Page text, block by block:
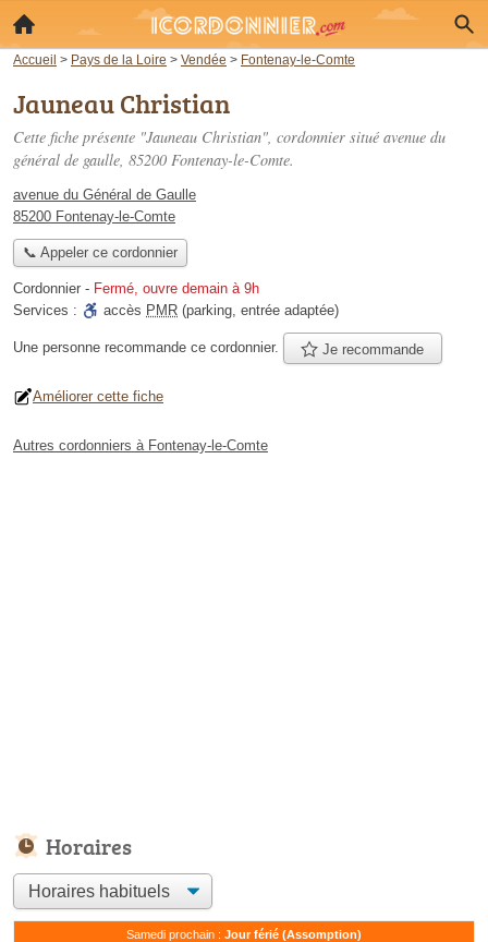
Accueil > Pays de la Loire > Vendée > Fontenay-le-Comte
Jauneau Christian
Cette fiche présente "Jauneau Christian", cordonnier situé avenue du
général de gaulle, 85200 Fontenay-le-Comte.
avenue du Général de Gaulle
85200 Fontenay-le-Comte
📞 Appeler ce cordonnier
Cordonnier - Fermé, ouvre demain à 9h
Services :
accès PMR (parking, entrée adaptée)
Une personne recommande ce cordonnier. Je recommande
Améliorer cette fiche
Autres cordonniers à Fontenay-le-Comte
Horaires
Samedi prochain : Jour férié (Assomption)